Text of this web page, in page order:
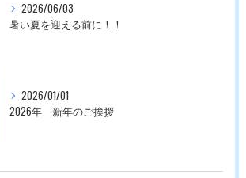
2026/06/03
暑い夏を迎える前に！！
2026/01/01
2026年 新年のご挨拶